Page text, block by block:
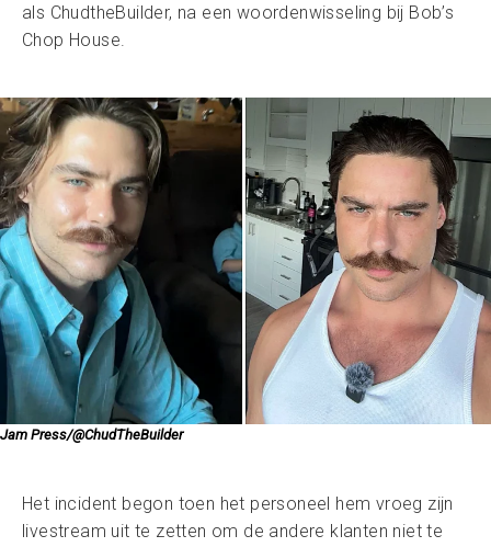
als ChudtheBuilder, na een woordenwisseling bij Bob’s
Chop House.
Jam Press/@ChudTheBuilder
Het incident begon toen het personeel hem vroeg zijn
livestream uit te zetten om de andere klanten niet te